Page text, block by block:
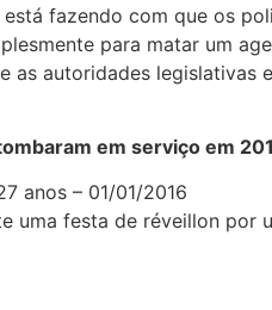
fazendo com que os
para matar um
as autoridades legislativas
em serviço em
anos – 01/01/2016
uma festa de réveillon por